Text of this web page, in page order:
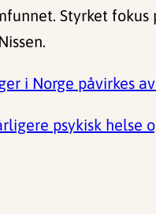
Styrket
i Norge påvirkes
psykisk